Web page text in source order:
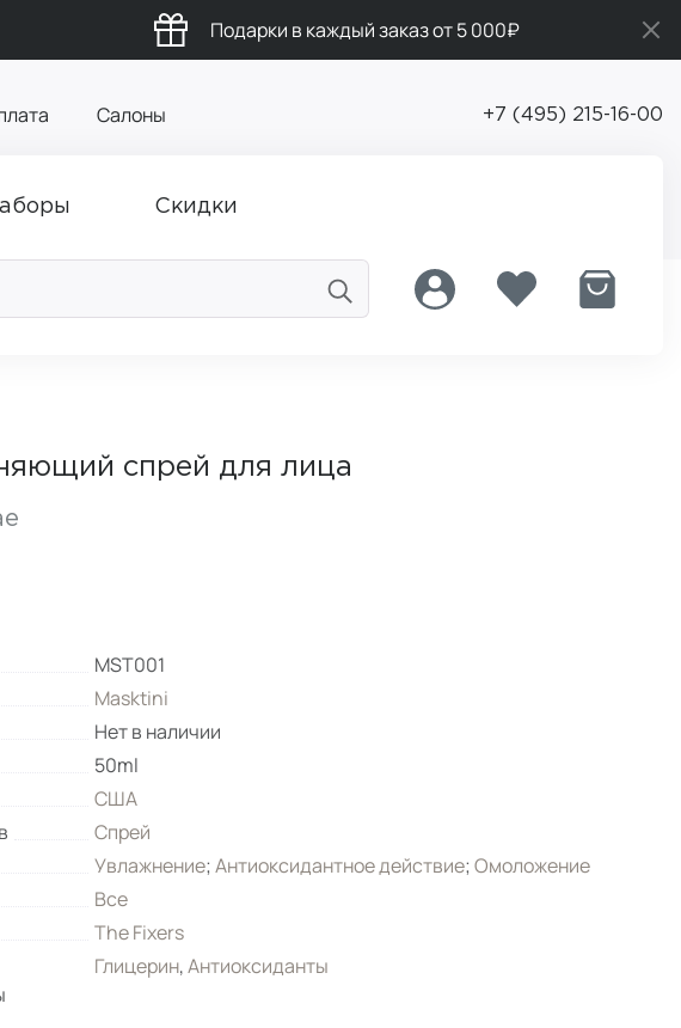
Подарки в каждый заказ от 5 000₽
Салоны +7 (495) 215-16-00
Скидки
спрей для лица
MST001
Masktini
Нет в наличии
50ml
США
Спрей
Увлажнение;Антиоксидантное действие;Омоложение
Все
The Fixers
Глицерин,Антиоксиданты